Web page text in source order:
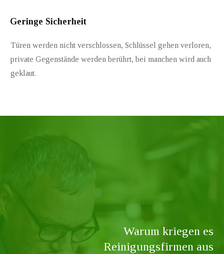
Geringe Sicherheit
Türen werden nicht verschlossen, Schlüssel gehen verloren,
private Gegenstände werden berührt, bei manchen wird auch
geklaut.
Warum kriegen es
Reinigungsfirmen aus